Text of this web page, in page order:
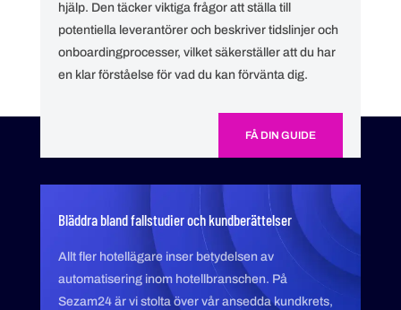
hjälp. Den täcker viktiga frågor att ställa till
potentiella leverantörer och beskriver tidslinjer och
onboardingprocesser, vilket säkerställer att du har
en klar förståelse för vad du kan förvänta dig.
FÅ DIN GUIDE
Bläddra bland fallstudier och kundberättelser
Allt fler hotellägare inser betydelsen av
automatisering inom hotellbranschen. På
Sezam24 är vi stolta över vår ansedda kundkrets,